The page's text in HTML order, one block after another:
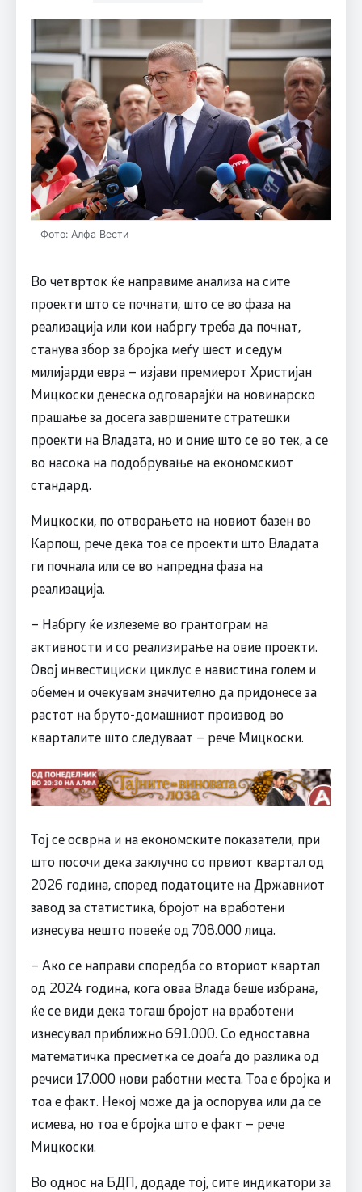
Фото: Алфа Вести
Во четврток ќе направиме анализа на сите
проекти што се почнати, што се во фаза на
реализација или кои набргу треба да почнат,
станува збор за бројка меѓу шест и седум
милијарди евра – изјави премиерот Христијан
Мицкоски денеска одговарајќи на новинарско
прашање за досега завршените стратешки
проекти на Владата, но и оние што се во тек, а се
во насока на подобрување на економскиот
стандард.
Мицкоски, по отворањето на новиот базен во
Карпош, рече дека тоа се проекти што Владата
ги почнала или се во напредна фаза на
реализација.
– Набргу ќе излеземе во грантограм на
активности и со реализирање на овие проекти.
Овој инвестициски циклус е навистина голем и
обемен и очекувам значително да придонесе за
растот на бруто-домашниот производ во
кварталите што следуваат – рече Мицкоски.
Тој се осврна и на економските показатели, при
што посочи дека заклучно со првиот квартал од
2026 година, според податоците на Државниот
завод за статистика, бројот на вработени
изнесува нешто повеќе од 708.000 лица.
– Ако се направи споредба со вториот квартал
од 2024 година, кога оваа Влада беше избрана,
ќе се види дека тогаш бројот на вработени
изнесувал приближно 691.000. Со едноставна
математичка пресметка се доаѓа до разлика од
речиси 17.000 нови работни места. Тоа е бројка и
тоа е факт. Некој може да ја оспорува или да се
исмева, но тоа е бројка што е факт – рече
Мицкоски.
Во однос на БДП, додаде тој, сите индикатори за